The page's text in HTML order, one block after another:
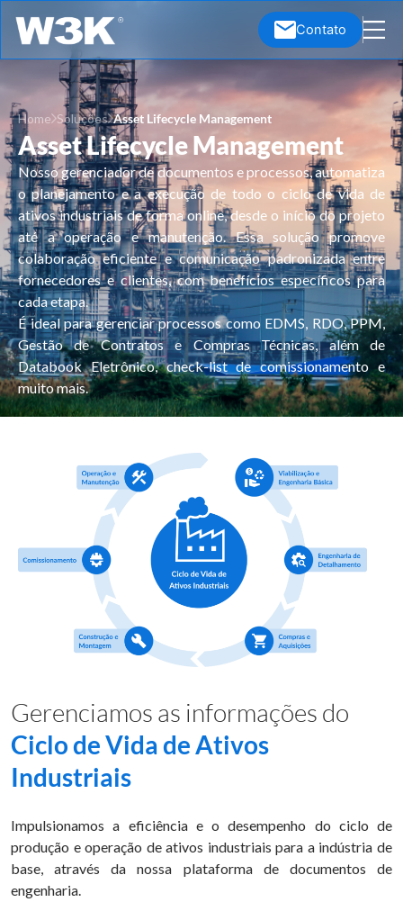
para
Contato
Home Soluções Asset Lifecycle Management
Asset Lifecycle Management
Nosso gerenciador de documentos e processos, automatiza
o planejamento e a execução de todo o ciclo de vida de
ativos industriais de forma online, desde o início do projeto
até a operação e manutenção. Essa solução promove
colaboração eficiente e comunicação padronizada entre
fornecedores e clientes, com benefícios específicos para
cada etapa.
É ideal para gerenciar processos como EDMS, RDO, PPM,
Gestão de Contratos e Compras Técnicas, além de
Databook Eletrônico, check-list de comissionamento e
muito mais.
Gerenciamos as informações do
Ciclo de Vida de Ativos
Industriais
Impulsionamos a eficiência e o desempenho do ciclo de
produção e operação de ativos industriais para a indústria de
base, através da nossa plataforma de documentos de
engenharia.